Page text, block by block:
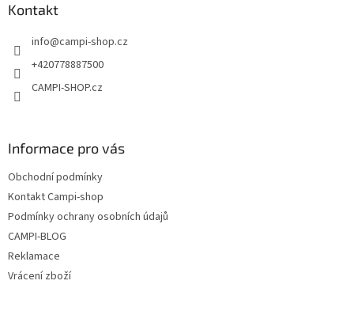
Kontakt
info@campi-shop.cz
+420778887500
CAMPI-SHOP.cz
Informace pro vás
Obchodní podmínky
Kontakt Campi-shop
Podmínky ochrany osobních údajů
CAMPI-BLOG
Reklamace
Vrácení zboží